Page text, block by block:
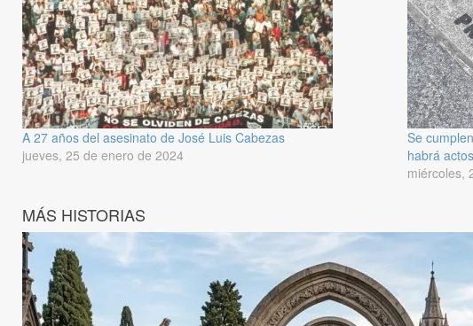
A 27 años del asesinato de José Luis Cabezas
jueves, 25 de enero de 2024
Se
habrá
miércoles,
MÁS HISTORIAS